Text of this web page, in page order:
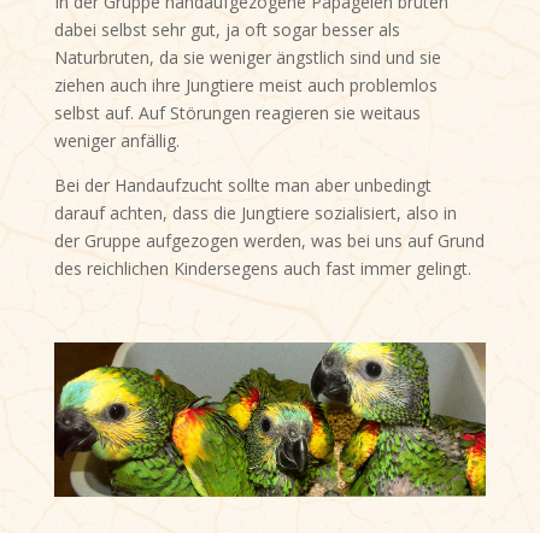
dabei selbst sehr gut, ja oft sogar besser als
Naturbruten, da sie weniger ängstlich sind und sie
ziehen auch ihre Jungtiere meist auch problemlos
selbst auf. Auf Störungen reagieren sie weitaus
weniger anfällig.
Bei der Handaufzucht sollte man aber unbedingt
darauf achten, dass die Jungtiere sozialisiert, also in
der Gruppe aufgezogen werden, was bei uns auf Grund
des reichlichen Kindersegens auch fast immer gelingt.